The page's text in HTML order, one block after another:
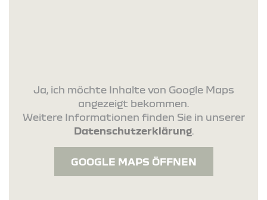
Ja, ich möchte Inhalte von Google Maps
angezeigt bekommen.
Weitere Informationen finden Sie in unserer
Datenschutzerklärung.
GOOGLE MAPS ÖFFNEN